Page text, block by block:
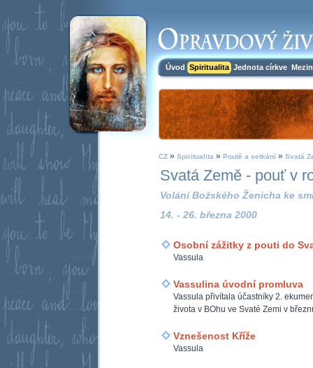
Úvod Spiritualita Jednota církve
CZ » Spiritualita » Poutě a setkání » Svatá
Svatá Země - pouť v
Volání Božského Ženicha ke
14. - 26. března 2000
Osobní zážitky z pouti do
Vassula
Vassulina úvodní promluva
Vassula přivítala účastníky 2.
života v BOhu ve Svaté Zemi v
Vznešenost Kříže
Vassula